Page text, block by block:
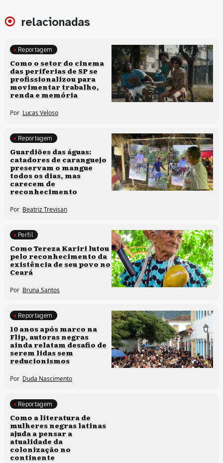
relacionadas
Políticas culturais
Reportagem
Como o setor do cinema
das periferias de SP se
profissionalizou para
movimentar trabalho,
renda e memória
Por Lucas Veloso
Clima e cultura
Reportagem
Guardiões das águas:
catadores de caranguejo
preservam o mangue
todos os dias, mas
carecem de
reconhecimento
Por Beatriz Trevisan
Comunidades tradicionais
Perfil
Como Tereza Kariri lutou
pelo reconhecimento da
existência de seu povo no
Ceará
Por Bruna Santos
Processos artísticos
Reportagem
10 anos após marco na
Flip, autoras negras
ainda relatam desafio de
serem lidas sem
reducionismos
Por Duda Nascimento
Direitos humanos
Reportagem
Como a literatura de
mulheres negras latinas
ajuda a pensar a
atualidade da
colonização no
continente